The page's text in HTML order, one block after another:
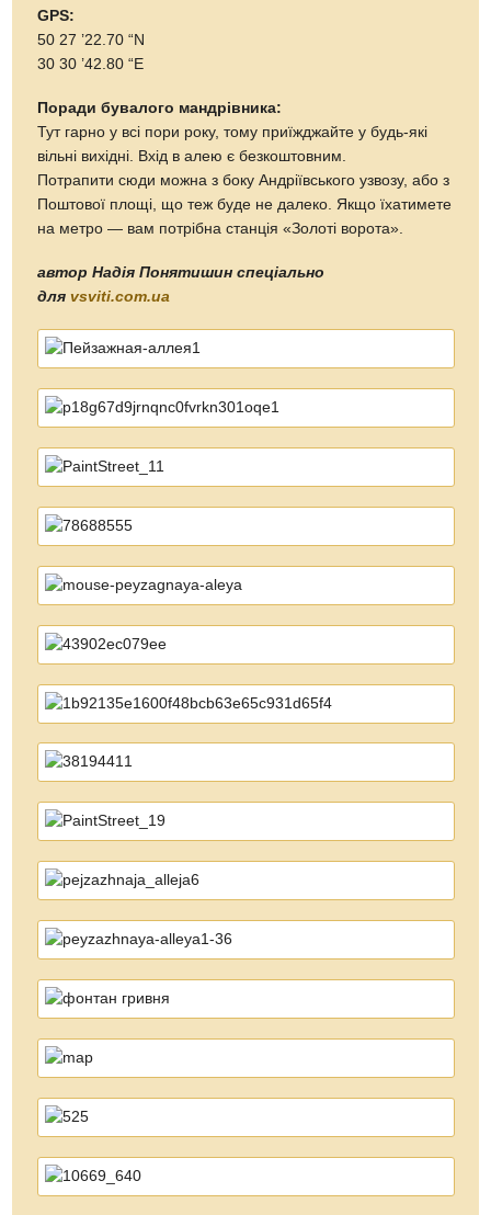
GPS:
50 27 ’22.70 “N
30 30 ’42.80 “E
Поради бувалого мандрівника:
Тут гарно у всі пори року, тому приїжджайте у будь-які
вільні вихідні. Вхід в алею є безкоштовним.
Потрапити сюди можна з боку Андріївського узвозу, або з
Поштової площі, що теж буде не далеко. Якщо їхатимете
на метро — вам потрібна станція «Золоті ворота».
автор Надія Понятишин спеціально
дляvsviti.com.ua